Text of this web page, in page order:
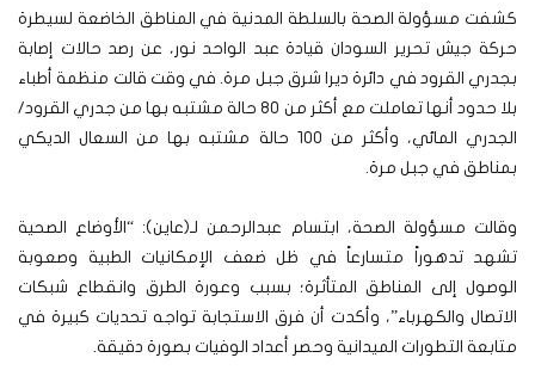
كشفت مسؤولة الصحة بالسلطة المدنية في المناطق الخاضعة لسيطرة
حركة جيش تحرير السودان قيادة عبد الواحد نور، عن رصد حالات إصابة
بجدري القرود في دائرة ديرا شرق جبل مرة. في وقت قالت منظمة أطباء
بلا حدود أنها تعاملت مع أكثر من 80 حالة مشتبه بها من جدري القرود/
الجدري المائي، وأكثر من 100 حالة مشتبه بها من السعال الديكي
بمناطق في جبل مرة.
وقالت مسؤولة الصحة، ابتسام عبدالرحمن لـ(عاين): “الأوضاع الصحية
تشهد تدهوراً متسارعاً في ظل ضعف الإمكانيات الطبية وصعوبة
الوصول إلى المناطق المتأثرة؛ بسبب وعورة الطرق وانقطاع شبكات
الاتصال والكهرباء”، وأكدت أن فرق الاستجابة تواجه تحديات كبيرة في
متابعة التطورات الميدانية وحصر أعداد الوفيات بصورة دقيقة.